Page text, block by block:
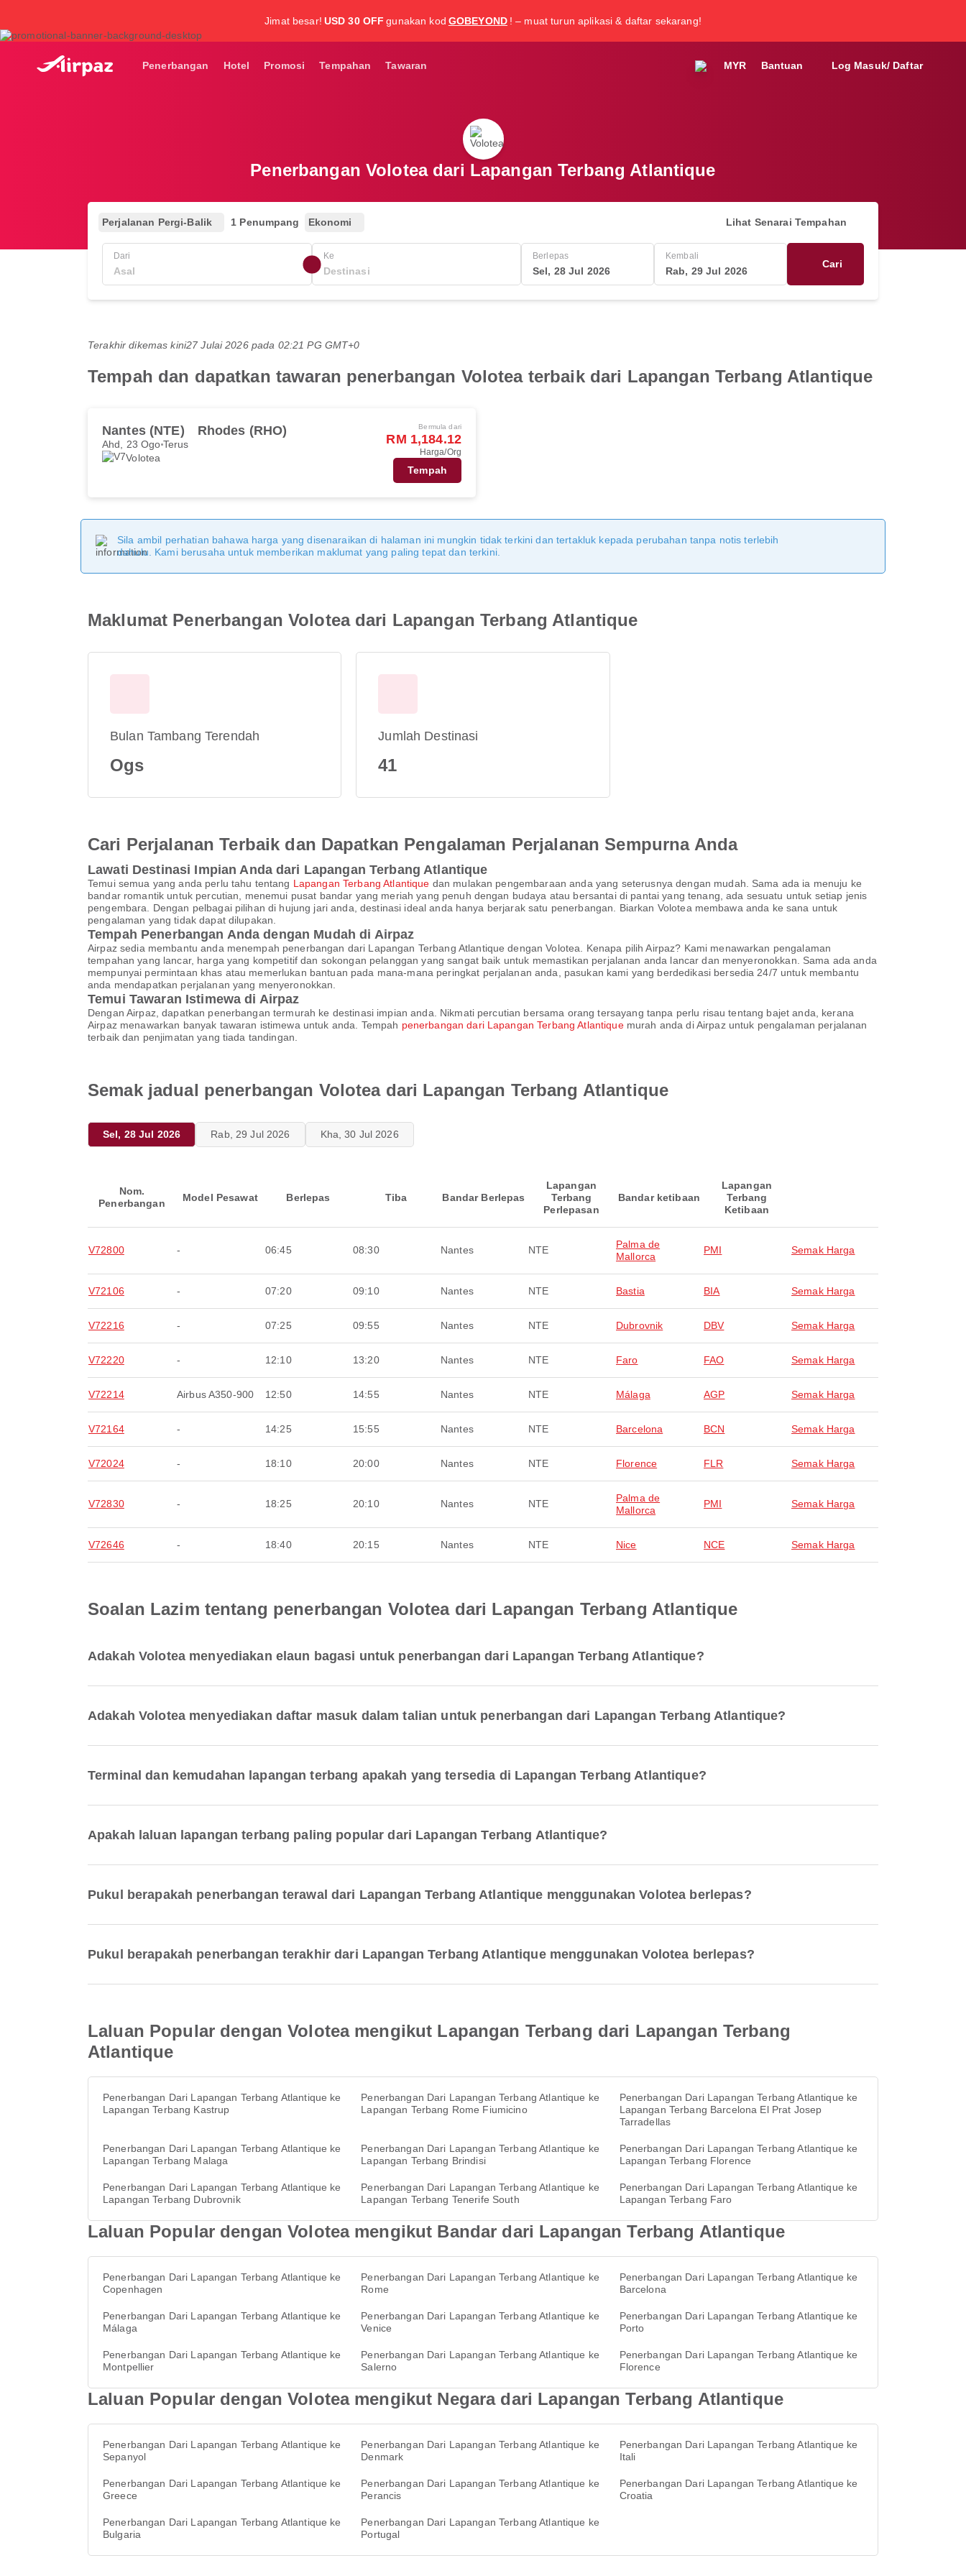
Jimat besar! USD 30 OFF gunakan kod GOBEYOND ! – muat turun aplikasi & daftar sekarang!
Penerbangan Hotel Promosi Tempahan Tawaran MYR Bantuan Log Masuk/ Daftar
Penerbangan Volotea dari Lapangan Terbang Atlantique
Perjalanan Pergi-Balik 1 Penumpang Ekonomi Lihat Senarai Tempahan
Dari Ke Berlepas
Sel, 28 Jul 2026
Kembali
Rab, 29 Jul 2026
Cari
Terakhir dikemas kini27 Julai 2026 pada 02:21 PG GMT+0
Tempah dan dapatkan tawaran penerbangan Volotea terbaik dari Lapangan Terbang Atlantique
Nantes (NTE) Rhodes (RHO)
Ahd, 23 Ogo Terus
Volotea
Bermula dari
RM 1,184.12
Harga/Org
Tempah
Sila ambil perhatian bahawa harga yang disenaraikan di halaman ini mungkin tidak terkini dan tertakluk kepada perubahan tanpa notis terlebih
dahulu. Kami berusaha untuk memberikan maklumat yang paling tepat dan terkini.
Maklumat Penerbangan Volotea dari Lapangan Terbang Atlantique
Bulan Tambang Terendah
Ogs
Jumlah Destinasi
41
Cari Perjalanan Terbaik dan Dapatkan Pengalaman Perjalanan Sempurna Anda
Lawati Destinasi Impian Anda dari Lapangan Terbang Atlantique
Temui semua yang anda perlu tahu tentang Lapangan Terbang Atlantique dan mulakan pengembaraan anda yang seterusnya dengan mudah. Sama ada ia menuju ke
bandar romantik untuk percutian, menemui pusat bandar yang meriah yang penuh dengan budaya atau bersantai di pantai yang tenang, ada sesuatu untuk setiap jenis
pengembara. Dengan pelbagai pilihan di hujung jari anda, destinasi ideal anda hanya berjarak satu penerbangan. Biarkan Volotea membawa anda ke sana untuk
pengalaman yang tidak dapat dilupakan.
Tempah Penerbangan Anda dengan Mudah di Airpaz
Airpaz sedia membantu anda menempah penerbangan dari Lapangan Terbang Atlantique dengan Volotea. Kenapa pilih Airpaz? Kami menawarkan pengalaman
tempahan yang lancar, harga yang kompetitif dan sokongan pelanggan yang sangat baik untuk memastikan perjalanan anda lancar dan menyeronokkan. Sama ada anda
mempunyai permintaan khas atau memerlukan bantuan pada mana-mana peringkat perjalanan anda, pasukan kami yang berdedikasi bersedia 24/7 untuk membantu
anda mendapatkan perjalanan yang menyeronokkan.
Temui Tawaran Istimewa di Airpaz
Dengan Airpaz, dapatkan penerbangan termurah ke destinasi impian anda. Nikmati percutian bersama orang tersayang tanpa perlu risau tentang bajet anda, kerana
Airpaz menawarkan banyak tawaran istimewa untuk anda. Tempah penerbangan dari Lapangan Terbang Atlantiquemurah anda di Airpaz untuk pengalaman perjalanan
terbaik dan penjimatan yang tiada tandingan.
Semak jadual penerbangan Volotea dari Lapangan Terbang Atlantique
Sel, 28 Jul 2026 Rab, 29 Jul 2026 Kha, 30 Jul 2026
Nom.
Penerbangan
Model Pesawat Berlepas Tiba Bandar Berlepas
Lapangan
Terbang
Perlepasan
Bandar ketibaan
Lapangan
Terbang
Ketibaan
V72800 - 06:45 08:30 Nantes NTE
Palma de
Mallorca
PMI Semak Harga
V72106 - 07:20 09:10 Nantes NTE Bastia BIA Semak Harga
V72216 - 07:25 09:55 Nantes NTE Dubrovnik DBV Semak Harga
V72220 - 12:10 13:20 Nantes NTE Faro FAO Semak Harga
V72214 Airbus A350-900 12:50 14:55 Nantes NTE Málaga AGP Semak Harga
V72164 - 14:25 15:55 Nantes NTE Barcelona BCN Semak Harga
V72024 - 18:10 20:00 Nantes NTE Florence FLR Semak Harga
V72830 - 18:25 20:10 Nantes NTE
Palma de
Mallorca
PMI Semak Harga
V72646 - 18:40 20:15 Nantes NTE Nice NCE Semak Harga
Soalan Lazim tentang penerbangan Volotea dari Lapangan Terbang Atlantique
Adakah Volotea menyediakan elaun bagasi untuk penerbangan dari Lapangan Terbang Atlantique?
Adakah Volotea menyediakan daftar masuk dalam talian untuk penerbangan dari Lapangan Terbang Atlantique?
Terminal dan kemudahan lapangan terbang apakah yang tersedia di Lapangan Terbang Atlantique?
Apakah laluan lapangan terbang paling popular dari Lapangan Terbang Atlantique?
Pukul berapakah penerbangan terawal dari Lapangan Terbang Atlantique menggunakan Volotea berlepas?
Pukul berapakah penerbangan terakhir dari Lapangan Terbang Atlantique menggunakan Volotea berlepas?
Laluan Popular dengan Volotea mengikut Lapangan Terbang dari Lapangan Terbang
Atlantique
Penerbangan Dari Lapangan Terbang Atlantique ke
Lapangan Terbang Kastrup
Penerbangan Dari Lapangan Terbang Atlantique ke
Lapangan Terbang Rome Fiumicino
Penerbangan Dari Lapangan Terbang Atlantique ke
Lapangan Terbang Barcelona El Prat Josep
Tarradellas
Penerbangan Dari Lapangan Terbang Atlantique ke
Lapangan Terbang Malaga
Penerbangan Dari Lapangan Terbang Atlantique ke
Lapangan Terbang Brindisi
Penerbangan Dari Lapangan Terbang Atlantique ke
Lapangan Terbang Florence
Penerbangan Dari Lapangan Terbang Atlantique ke
Lapangan Terbang Dubrovnik
Penerbangan Dari Lapangan Terbang Atlantique ke
Lapangan Terbang Tenerife South
Penerbangan Dari Lapangan Terbang Atlantique ke
Lapangan Terbang Faro
Laluan Popular dengan Volotea mengikut Bandar dari Lapangan Terbang Atlantique
Penerbangan Dari Lapangan Terbang Atlantique ke
Copenhagen
Penerbangan Dari Lapangan Terbang Atlantique ke
Rome
Penerbangan Dari Lapangan Terbang Atlantique ke
Barcelona
Penerbangan Dari Lapangan Terbang Atlantique ke
Málaga
Penerbangan Dari Lapangan Terbang Atlantique ke
Venice
Penerbangan Dari Lapangan Terbang Atlantique ke
Porto
Penerbangan Dari Lapangan Terbang Atlantique ke
Montpellier
Penerbangan Dari Lapangan Terbang Atlantique ke
Salerno
Penerbangan Dari Lapangan Terbang Atlantique ke
Florence
Laluan Popular dengan Volotea mengikut Negara dari Lapangan Terbang Atlantique
Penerbangan Dari Lapangan Terbang Atlantique ke
Sepanyol
Penerbangan Dari Lapangan Terbang Atlantique ke
Denmark
Penerbangan Dari Lapangan Terbang Atlantique ke
Itali
Penerbangan Dari Lapangan Terbang Atlantique ke
Greece
Penerbangan Dari Lapangan Terbang Atlantique ke
Perancis
Penerbangan Dari Lapangan Terbang Atlantique ke
Croatia
Penerbangan Dari Lapangan Terbang Atlantique ke
Bulgaria
Penerbangan Dari Lapangan Terbang Atlantique ke
Portugal